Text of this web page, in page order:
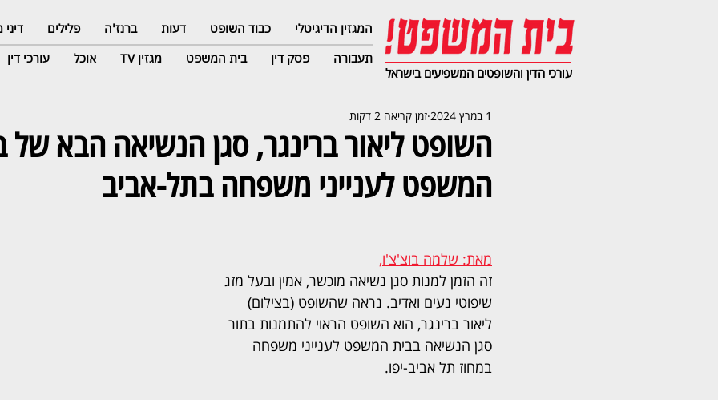
המגזין הדיגיטלי כבוד השופט דעות ברנז'ה פלילים
תעבורה
פסק דין בית המשפט מגזין TV אוכל עורכי דין
עורכי הדין והשופטים המשפיעים בישראל
השופט ליאור ברינגר, סגן הנשיאה הבא של
המשפט לענייני משפחה בתל-אביב
1 במרץ 2024 זמן קריאה 2 דקות
מאת: שלמה בוצ'צ'ו,
זה הזמן למנות סגן נשיאה מוכשר, אמין ובעל מזג
שיפוטי נעים ואדיב. נראה שהשופט (בצילום)
ליאור ברינגר, הוא השופט הראוי להתמנות בתור
סגן הנשיאה בבית המשפט לענייני משפחה
במחוז תל אביב-יפו.